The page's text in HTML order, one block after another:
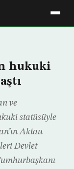
hukuki
ve
statüsüyle
Aktau
Devlet